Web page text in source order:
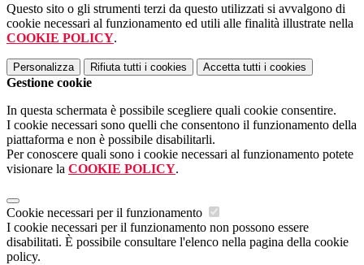
Questo sito o gli strumenti terzi da questo utilizzati si avvalgono di
cookie necessari al funzionamento ed utili alle finalità illustrate nella
COOKIE POLICY.
Personalizza Rifiuta tutti i cookies Accetta tutti i cookies
Gestione cookie
In questa schermata è possibile scegliere quali cookie consentire.
I cookie necessari sono quelli che consentono il funzionamento della
piattaforma e non è possibile disabilitarli.
Per conoscere quali sono i cookie necessari al funzionamento potete
visionare la COOKIE POLICY.
Cookie necessari per il funzionamento
I cookie necessari per il funzionamento non possono essere
disabilitati. È possibile consultare l'elenco nella pagina della cookie
policy.